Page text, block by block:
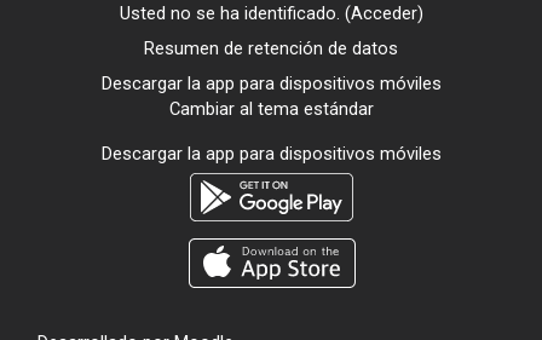
Usted no se ha identificado. (Acceder)
Resumen de retención de datos
Descargar la app para dispositivos móviles
Cambiar al tema estándar
Descargar la app para dispositivos móviles